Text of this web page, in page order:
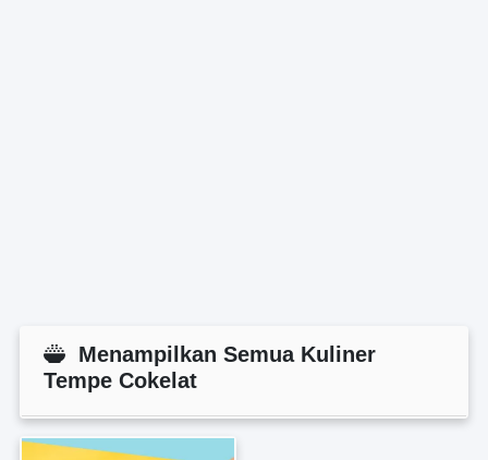
Menampilkan Semua Kuliner
Tempe Cokelat